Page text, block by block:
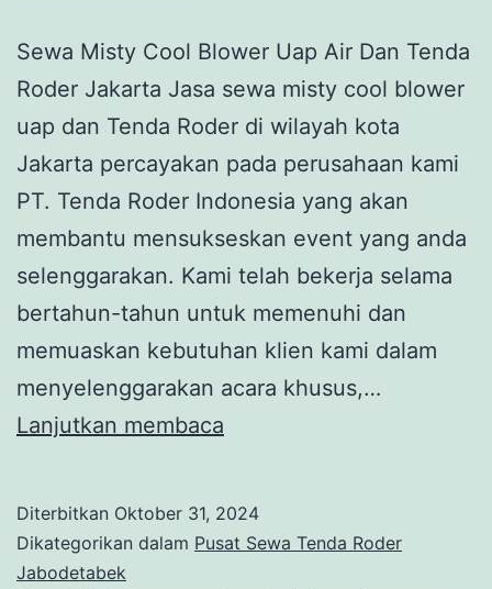
Sewa Misty Cool Blower Uap Air Dan Tenda
Roder Jakarta Jasa sewa misty cool blower
uap dan Tenda Roder di wilayah kota
Jakarta percayakan pada perusahaan kami
PT. Tenda Roder Indonesia yang akan
membantu mensukseskan event yang anda
selenggarakan. Kami telah bekerja selama
bertahun-tahun untuk memenuhi dan
memuaskan kebutuhan klien kami dalam
menyelenggarakan acara khusus,…
Lanjutkan membaca
BLOWER
Diterbitkan Oktober 31, 2024
Dikategorikan dalam Pusat Sewa Tenda Roder
Jabodetabek